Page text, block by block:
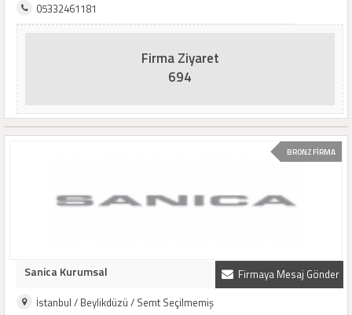
05332461181
Firma Ziyaret
694
BRONZ FİRMA
Firmaya Mesaj Gönder
Sanica Kurumsal
İstanbul / Beylikdüzü / Semt Seçilmemiş